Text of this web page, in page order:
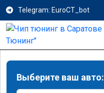
Telegram: EuroCT_bot
Выберите ваш авто: